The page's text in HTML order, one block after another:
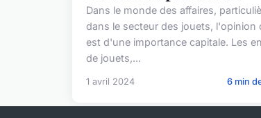
Dans le monde des affaires,
dans le secteur des jouets, l'opinion
est d'une importance capitale. Les
de jouets,...
1 avril 2024 6 min